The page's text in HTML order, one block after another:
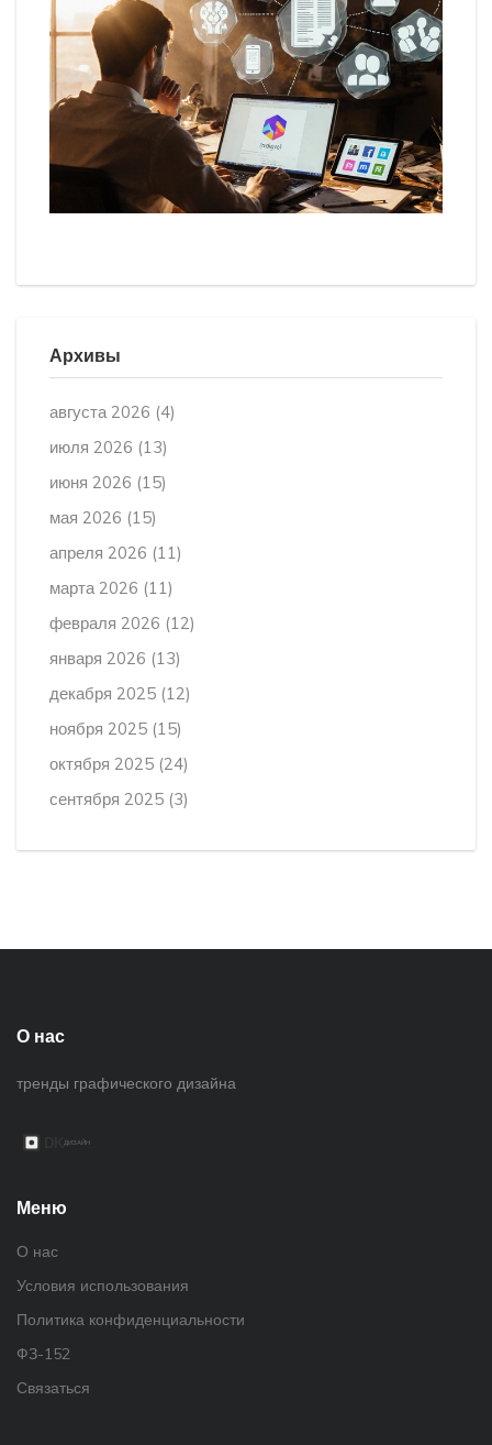
Архивы
августа 2026 (4)
июля 2026 (13)
июня 2026 (15)
мая 2026 (15)
апреля 2026 (11)
марта 2026 (11)
февраля 2026 (12)
января 2026 (13)
декабря 2025 (12)
ноября 2025 (15)
октября 2025 (24)
сентября 2025 (3)
О нас
тренды графического дизайна
Меню
О нас
Условия использования
Политика конфиденциальности
ФЗ-152
Связаться